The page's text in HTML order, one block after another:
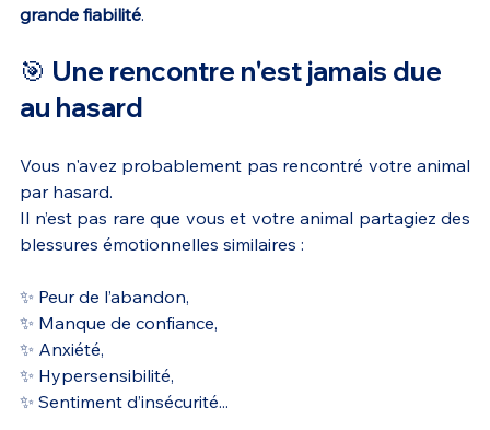
grande fiabilité.
🎯 Une rencontre n'est jamais due
au hasard
Vous n'avez probablement pas rencontré votre animal
par hasard.
Il n’est pas rare que vous et votre animal partagiez des
blessures émotionnelles similaires :
✨ Peur de l’abandon,
✨ Manque de confiance,
✨ Anxiété,
✨ Hypersensibilité,
✨ Sentiment d’insécurité...